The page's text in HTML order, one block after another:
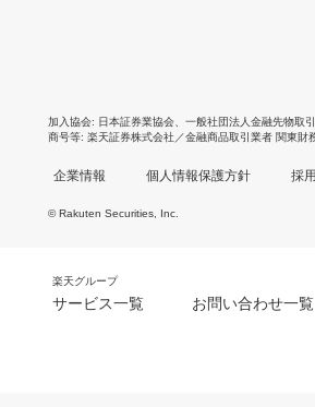
加入協会 日本証券業協会 一般社団法人金融先物取
商号等 楽天証券株式会社／金融商品取引業者 関東
企業情報 個人情報保護方針 採
© Rakuten Securities, Inc.
楽天グループ
サービス一覧 お問い合わせ一覧